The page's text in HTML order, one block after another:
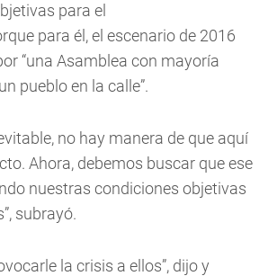
para el
para él, el escenario de 2016
“una Asamblea con mayoría
pueblo en la calle”.
no hay manera de que aquí
Ahora, debemos buscar que ese
nuestras condiciones objetivas
subrayó.
la crisis a ellos”, dijo y